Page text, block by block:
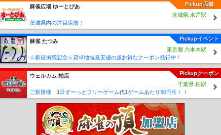
Pickup店舗
麻雀広場 ゆーとぴあ
茨城県 水戸駅
茨城県内の注目店舗！
Pickupイベント
麻雀 たつみ
東京都 六本木駅
☆新規掲載記念☆貸卓地域最安値の超お得なクーポン発行中！
Pickupクーポン
ウェルカム 柏店
千葉県 柏駅
ご新規様 1日ずーっとフリーゲーム代1ゲームあたり50円引！！